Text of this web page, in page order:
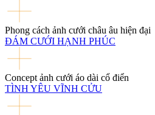
Phong cách ảnh cưới châu âu hiện đại
ĐÁM CƯỚI HẠNH PHÚC
Concept ảnh cưới áo dài cổ điển
TÌNH YÊU VĨNH CỬU